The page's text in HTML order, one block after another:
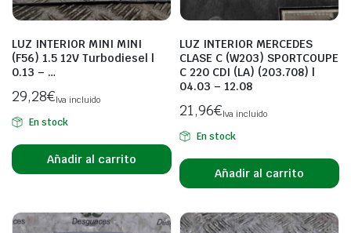
LUZ INTERIOR MINI MINI
(F56) 1.5 12V Turbodiesel |
0.13 – …
29,28€Iva incluido
En stock
Añadir al carrito
LUZ INTERIOR MERCEDES
CLASE C (W203) SPORTCOUPE
C 220 CDI (LA) (203.708) |
04.03 – 12.08
21,96€Iva incluido
En stock
Añadir al carrito